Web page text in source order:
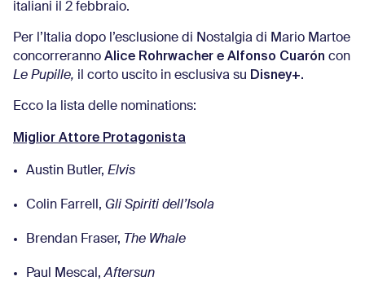
italiani il 2 febbraio.
Per l’Italia dopo l’esclusione di Nostalgia di Mario Martoe
concorreranno Alice Rohrwacher e Alfonso Cuarón con
Le Pupille, il corto uscito in esclusiva su Disney+.
Ecco la lista delle nominations:
Miglior Attore Protagonista
Austin Butler, Elvis
Colin Farrell, Gli Spiriti dell’Isola
Brendan Fraser, The Whale
Paul Mescal,Aftersun